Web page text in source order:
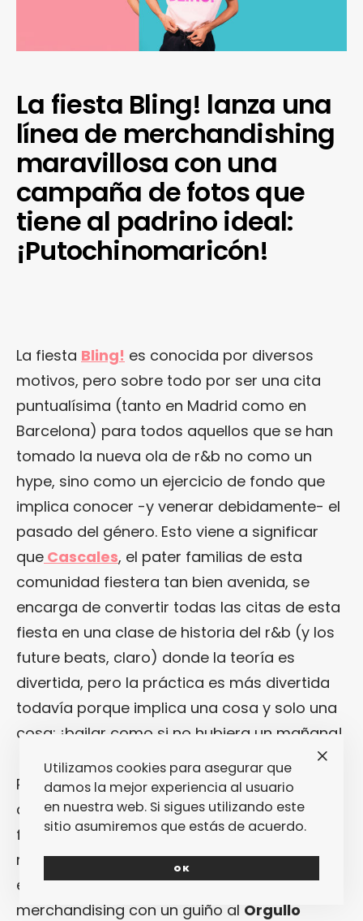
La fiesta Bling! lanza una
línea de merchandishing
maravillosa con una
campaña de fotos que
tiene al padrino ideal:
¡Putochinomaricón!
La fiesta Bling! es conocida por diversos
motivos, pero sobre todo por ser una cita
puntualísima (tanto en Madrid como en
Barcelona) para todos aquellos que se han
tomado la nueva ola de r&b no como un
hype, sino como un ejercicio de fondo que
implica conocer -y venerar debidamente- el
pasado del género. Esto viene a significar
que Cascales, el pater familias de esta
comunidad fiestera tan bien avenida, se
encarga de convertir todas las citas de esta
fiesta en una clase de historia del r&b (y los
future beats, claro) donde la teoría es
divertida, pero la práctica es más divertida
todavía porque implica una cosa y solo una
cosa: ¡bailar como si no hubiera un mañana!
Pero resulta que la fiestaBling! también es
conocida por celebrar la diversidad de una
forma realmente natural (¿existe mayor
militancia que la naturalidad?)… Y por eso no
es de extrañar que ahora estrene su línea de
merchandising con un guiño al Orgullo
Utilizamos cookies para asegurar que
damos la mejor experiencia al usuario
en nuestra web. Si sigues utilizando este
sitio asumiremos que estás de acuerdo.
OK